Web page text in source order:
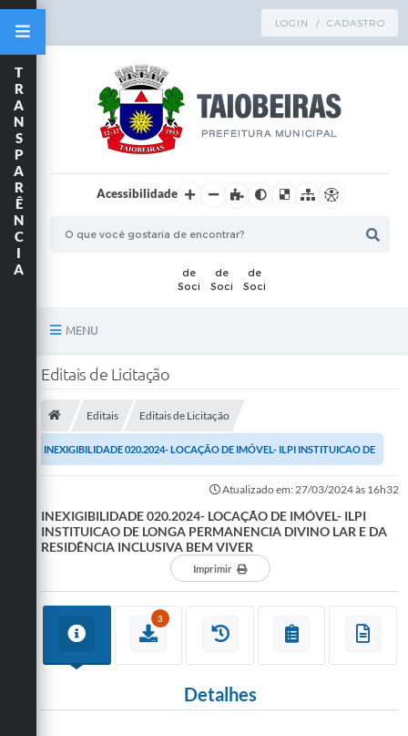
LOGIN / CADASTRO
Acessibilidade
MENU
Principal
A Nossa Cidade
Mapa do Site
T
R
A
N
S
P
A
R
Ê
N
C
I
A
Editais de Licitação
Editais Editais de Licitação
INEXIGIBILIDADE 020.2024- LOCAÇÃO DE IMÓVEL- ILPI INSTITUICAO DE
LONGA PERMANENCIA DIVINO LAR E DA RESIDÊNCIA...
Atualizado em: 27/03/2024 às 16h32
INEXIGIBILIDADE 020.2024- LOCAÇÃO DE IMÓVEL- ILPI
INSTITUICAO DE LONGA PERMANENCIA DIVINO LAR E DA
RESIDÊNCIA INCLUSIVA BEM VIVER
Imprimir
3
Detalhes